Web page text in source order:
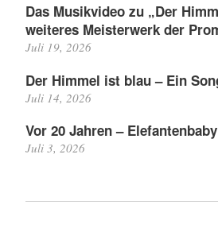
Das Musikvideo zu „Der
weiteres Meisterwerk der
Juli 19, 2026
Der Himmel ist blau – Ein
Juli 14, 2026
Vor 20 Jahren –
Juli 3, 2026